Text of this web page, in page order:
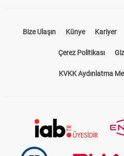
Bize Ulaşın Künye Kariyer
Çerez Politikası
KVKK Aydınlatma